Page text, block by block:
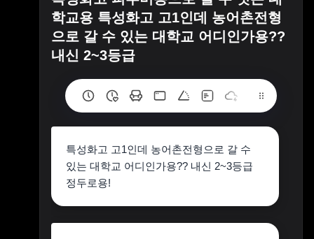
학교용 특성화고 고1인데 농어촌전형
으로 갈 수 있는 대학교 어디인가용??
내신 2~3등급
특성화고 고1인데 농어촌전형으로 갈 수
있는 대학교 어디인가용?? 내신 2~3등급
정두로용!